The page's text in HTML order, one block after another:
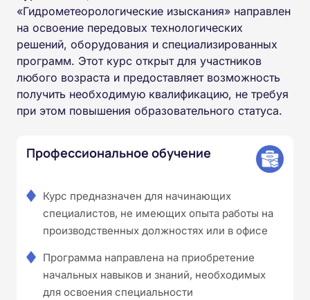
«Гидрометеорологические изыскания» направлен
на освоение передовых технологических
решений, оборудования и специализированных
программ. Этот курс открыт для участников
любого возраста и предоставляет возможность
получить необходимую квалификацию, не требуя
при этом повышения образовательного статуса.
Профессиональное обучение
Курс предназначен для начинающих
специалистов, не имеющих опыта работы на
производственных должностях или в офисе
Программа направлена на приобретение
начальных навыков и знаний, необходимых
для освоения специальности